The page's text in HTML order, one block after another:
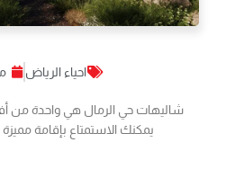
احياء الرياض
شاليهات حي الرمال هي واحدة من
يمكنك الاستمتاع بإقامة